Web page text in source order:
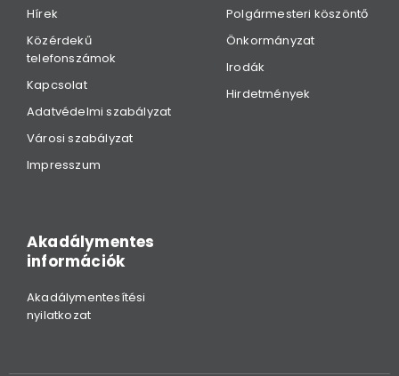
Hírek
Közérdekű
telefonszámok
Kapcsolat
Adatvédelmi szabályzat
Városi szabályzat
Impresszum
Polgármesteri köszöntő
Önkormányzat
Irodák
Hirdetmények
Akadálymentes
információk
Akadálymentesítési
nyilatkozat